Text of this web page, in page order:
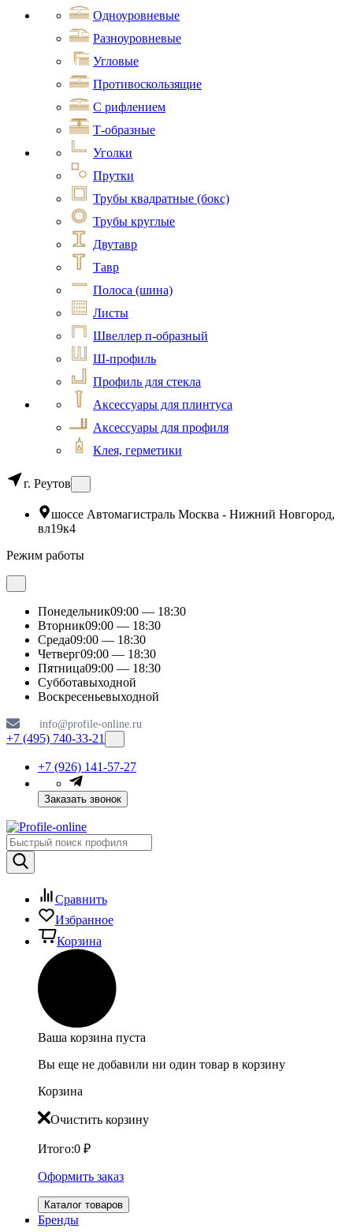
Одноуровневые
Разноуровневые
Угловые
Противоскользящие
С рифлением
Т-образные
Уголки
Прутки
Трубы квадратные (бокс)
Трубы круглые
Двутавр
Тавр
Полоса (шина)
Листы
Швеллер п-образный
Ш-профиль
Профиль для стекла
Аксессуары для плинтуса
Аксессуары для профиля
Клея, герметики
г. Реутов
шоссе Автомагистраль Москва - Нижний Новгород,
вл19к4
Режим работы
Понедельник09:00 — 18:30
Вторник09:00 — 18:30
Среда09:00 — 18:30
Четверг09:00 — 18:30
Пятница09:00 — 18:30
Субботавыходной
Воскресеньевыходной
info@profile-online.ru
+7 (495) 740-33-21
+7 (926) 141-57-27
Заказать звонок
Сравнить
Избранное
Корзина
Ваша корзина пуста
Вы еще не добавили ни один товар в корзину
Корзина
Очистить корзину
Итого:0 ₽
Оформить заказ
Каталог товаров
Бренды